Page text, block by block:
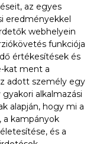
az egyes
eredményekkel
webhelyein
funkciója
értékesítések és
kat ment a
adott személy egy
alkalmazási
alapján, hogy mi a
a kampányok
és a